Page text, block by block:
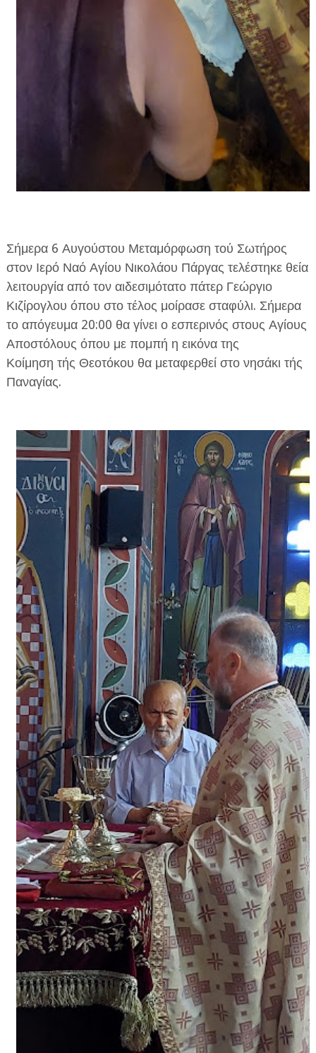
Σήμερα 6 Αυγούστου Μεταμόρφωση τού Σωτήρος
στον Ιερό Ναό Αγίου Νικολάου Πάργας τελέστηκε θεία
λειτουργία από τον αιδεσιμότατο πάτερ Γεώργιο
Κιζίρογλου όπου στο τέλος μοίρασε σταφύλι. Σήμερα
το απόγευμα 20:00 θα γίνει ο εσπερινός στους Αγίους
Αποστόλους όπου με πομπή η εικόνα της
Κοίμηση τής Θεοτόκου θα μεταφερθεί στο νησάκι τής
Παναγίας.